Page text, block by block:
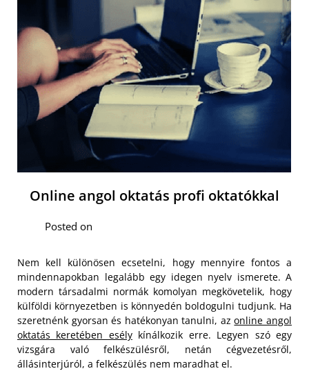
Online angol oktatás profi oktatókkal
Posted on
Nem kell különösen ecsetelni, hogy mennyire fontos a
mindennapokban legalább egy idegen nyelv ismerete. A
modern társadalmi normák komolyan megkövetelik, hogy
külföldi környezetben is könnyedén boldogulni tudjunk. Ha
szeretnénk gyorsan és hatékonyan tanulni, azonline angol
oktatás keretében esélykínálkozik erre. Legyen szó egy
vizsgára való felkészülésről, netán cégvezetésről,
állásinterjúról, a felkészülés nem maradhat el.